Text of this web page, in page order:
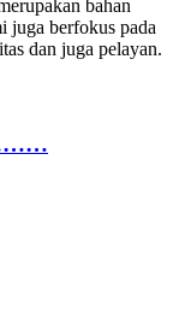
bahan
juga berfokus pada
dan juga pelayan.